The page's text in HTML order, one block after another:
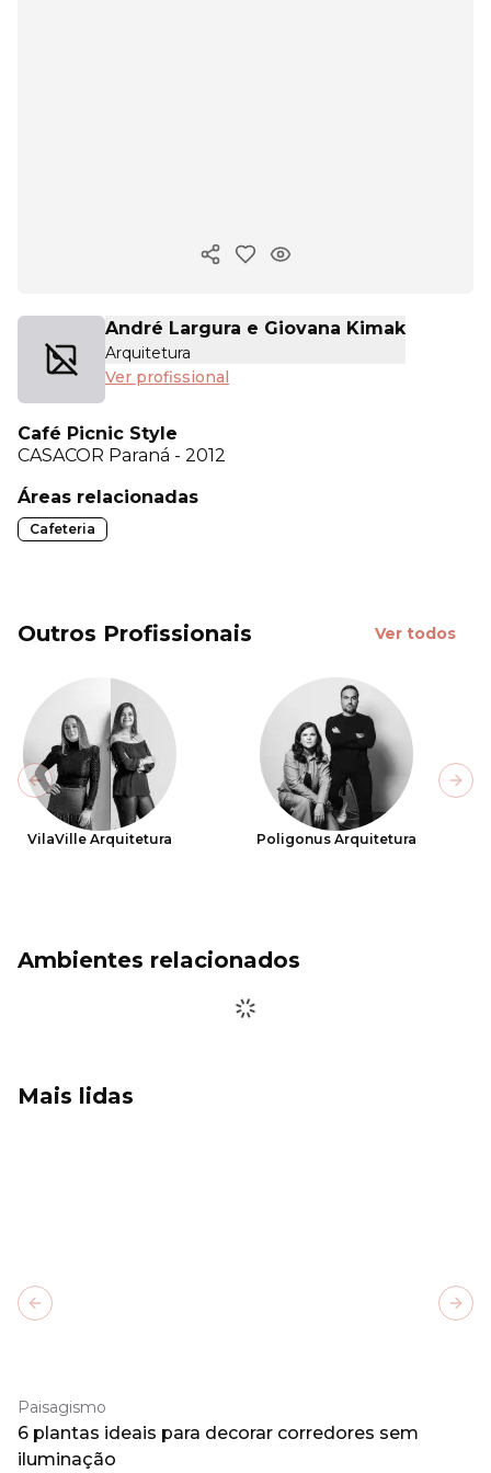
Copiar link
André Largura e Giovana Kimak
Arquitetura
Ver profissional
Café Picnic Style
CASACOR Paraná - 2012
Áreas relacionadas
Cafeteria
Outros Profissionais Ver todos
VilaVille Arquitetura Poligonus Arquitetura
Previous slide
Ambientes relacionados
Mais lidas
Paisagismo
6 plantas ideais para decorar corredores sem
iluminação
Previous slide